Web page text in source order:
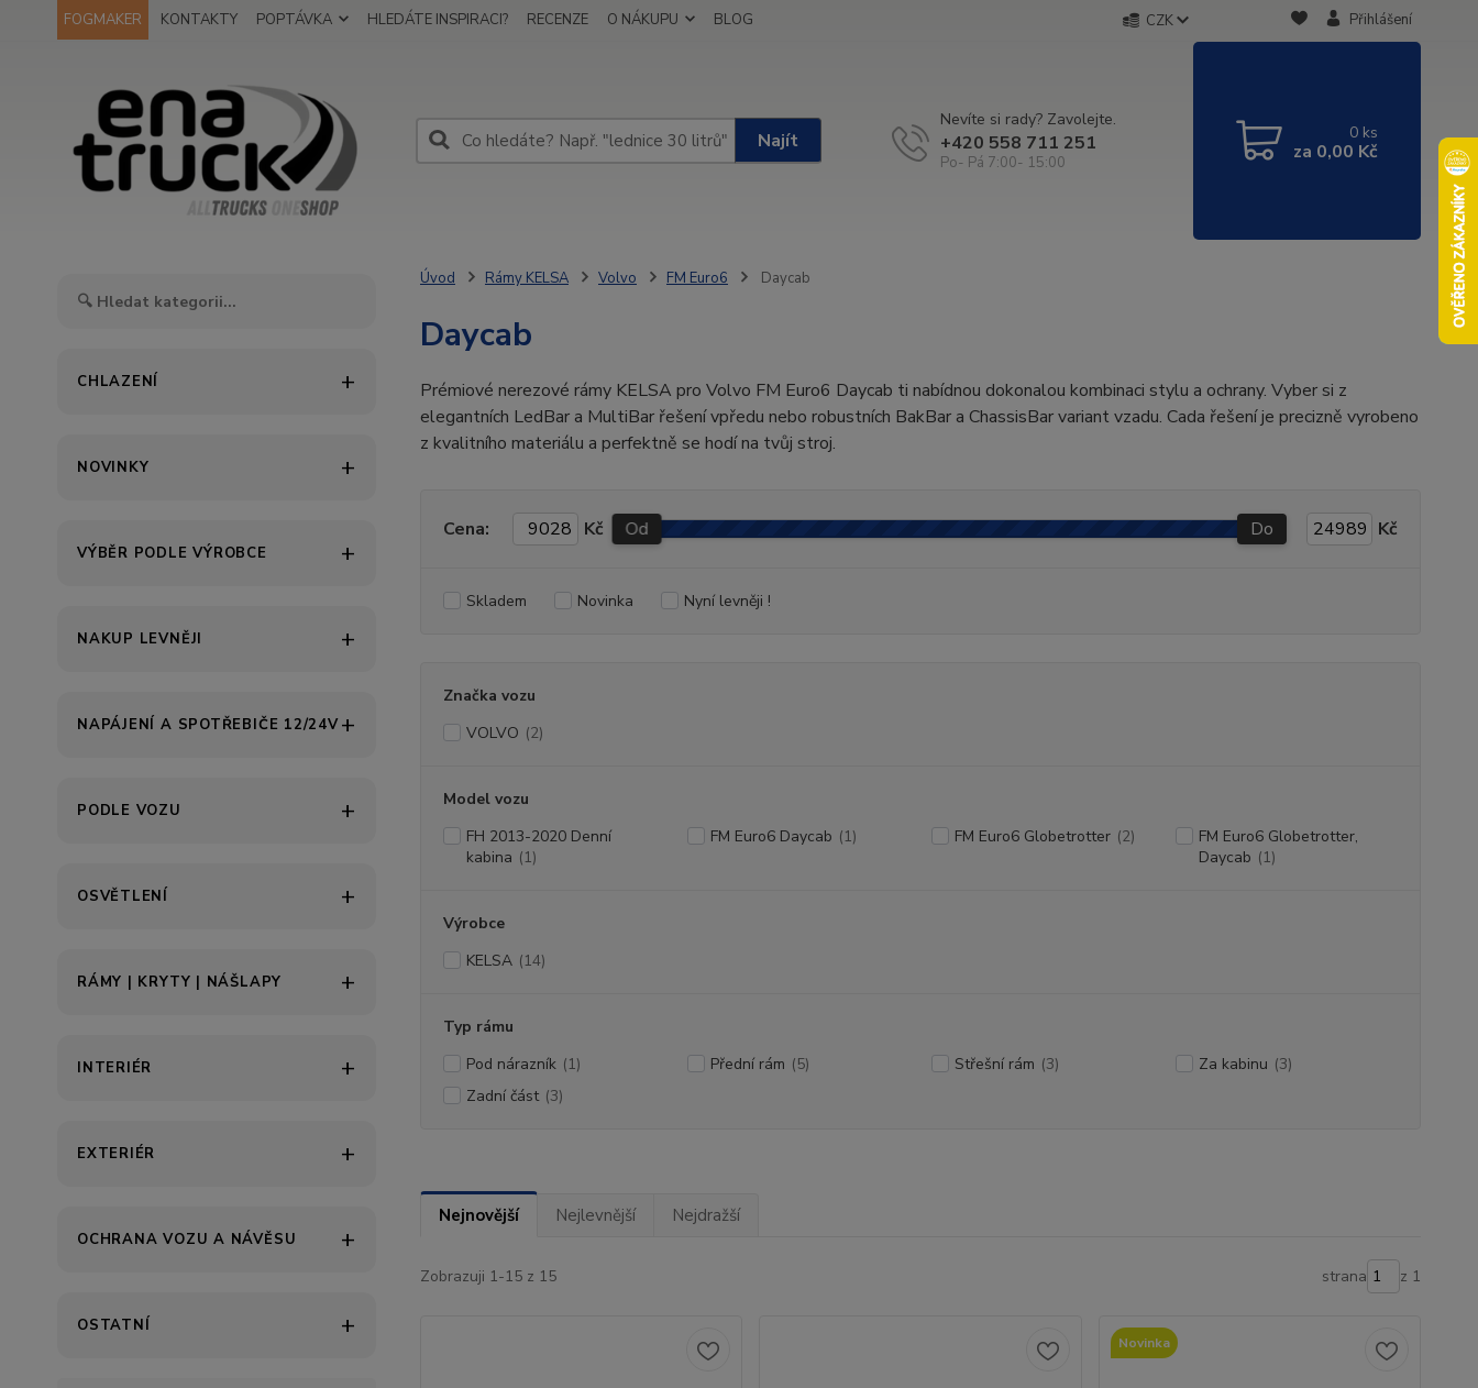
FOGMAKER KONTAKTY POPTÁVKA HLEDÁTE INSPIRACI? RECENZE O NÁKUPU BLOG CZK Přihlášení
Najít
Nevíte si rady? Zavolejte.
+420 558 711 251
Po- Pá 7:00- 15:00
0 ks
za 0,00 Kč
CHLAZENÍ
NOVINKY
VÝBĚR PODLE VÝROBCE
NAKUP LEVNĚJI
NAPÁJENÍ A SPOTŘEBIČE 12/24V
PODLE VOZU
OSVĚTLENÍ
RÁMY | KRYTY | NÁŠLAPY
INTERIÉR
EXTERIÉR
OCHRANA VOZU A NÁVĚSU
OSTATNÍ
Úvod Rámy KELSA Volvo FM Euro6 Daycab
Daycab
Prémiové nerezové rámy KELSA pro Volvo FM Euro6 Daycab ti nabídnou dokonalou kombinaci stylu a ochrany. Vyber si z
elegantních LedBar a MultiBar řešení vpředu nebo robustních BakBar a ChassisBar variant vzadu. Cada řešení je precizně vyrobeno
z kvalitního materiálu a perfektně se hodí na tvůj stroj.
Cena: Kč Od Do Kč
Skladem Novinka Nyní levněji !
Značka vozu
VOLVO (2)
Model vozu
FH 2013-2020 Denní
kabina (1)
FM Euro6 Daycab (1) FM Euro6 Globetrotter (2)
FM Euro6 Globetrotter,
Daycab (1)
Výrobce
KELSA (14)
Typ rámu
Pod nárazník (1) Přední rám (5) Střešní rám (3) Za kabinu (3)
Zadní část (3)
Nejnovější Nejlevnější Nejdražší
Zobrazuji 1-15 z 15 strana z 1
Novinka